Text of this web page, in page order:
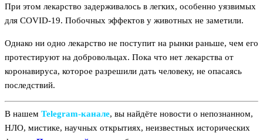
При этом лекарство задерживалось в легких, особенно уязвимых
для COVID-19. Побочных эффектов у животных не заметили.
Однако ни одно лекарство не поступит на рынки раньше, чем его
протестируют на добровольцах. Пока что нет лекарства от
коронавируса, которое разрешили дать человеку, не опасаясь
последствий.
В нашем Telegram‑канале, вы найдёте новости о непознанном,
НЛО, мистике, научных открытиях, неизвестных исторических